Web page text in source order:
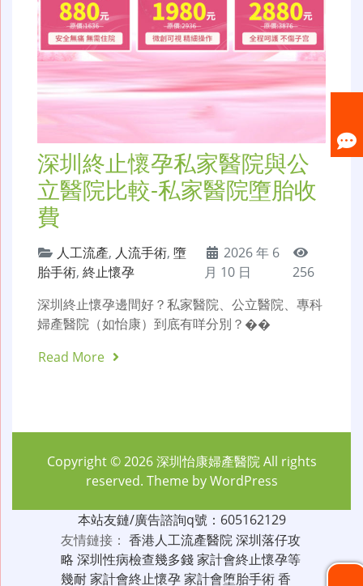
深圳終止懷孕私家醫院與公
立醫院比較-私家醫院墮胎收
費
人工流產, 人流手術, 墮
胎手術, 終止懷孕
2026 年 6
月 10 日
256
深圳終止懷孕邊間好？私家醫院、公立醫院、專科
婦產醫院（如怡康）到底有咩分別？��
Read More
Copyright © 2026深圳怡康婦產醫院All rights
reserved. Theme byWordPress
本站友鏈/廣告諮詢q號：605162129
友情鏈接： 香港人工流產醫院深圳落仔攻
略 深圳性病檢查幾多錢家計會終止懷孕等
幾耐家計會終止懷孕家計會堕胎手術香